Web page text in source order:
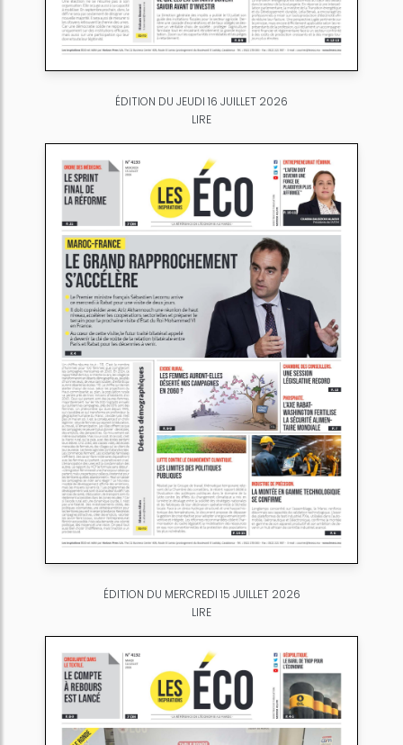
ÉDITION DU JEUDI 16 JUILLET 2026
LIRE
ÉDITION DU MERCREDI 15 JUILLET 2026
LIRE